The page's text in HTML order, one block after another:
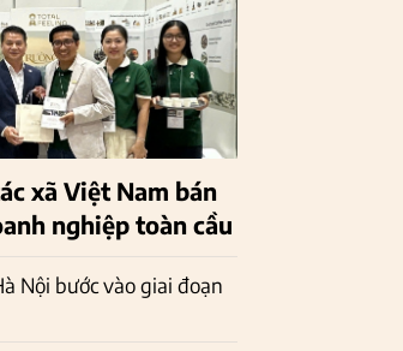
xã Việt Nam bán
nghiệp toàn cầu
Nội bước vào giai đoạn